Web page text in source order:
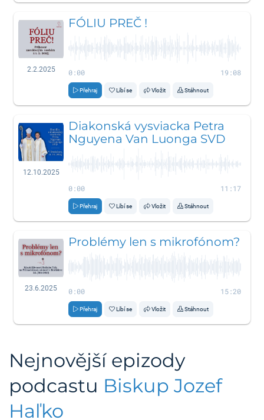
2.2.2025
FÓLIU PREČ !
0:00 19:08
Přehraj Líbí se Vložit Stáhnout
12.10.2025
Diakonská vysviacka Petra
Nguyena Van Luonga SVD
0:00 11:17
Přehraj Líbí se Vložit Stáhnout
23.6.2025
Problémy len s mikrofónom?
0:00 15:20
Přehraj Líbí se Vložit Stáhnout
Nejnovější epizody
podcastu Biskup Jozef
Haľko